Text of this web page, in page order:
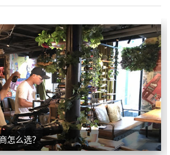
怎么选？